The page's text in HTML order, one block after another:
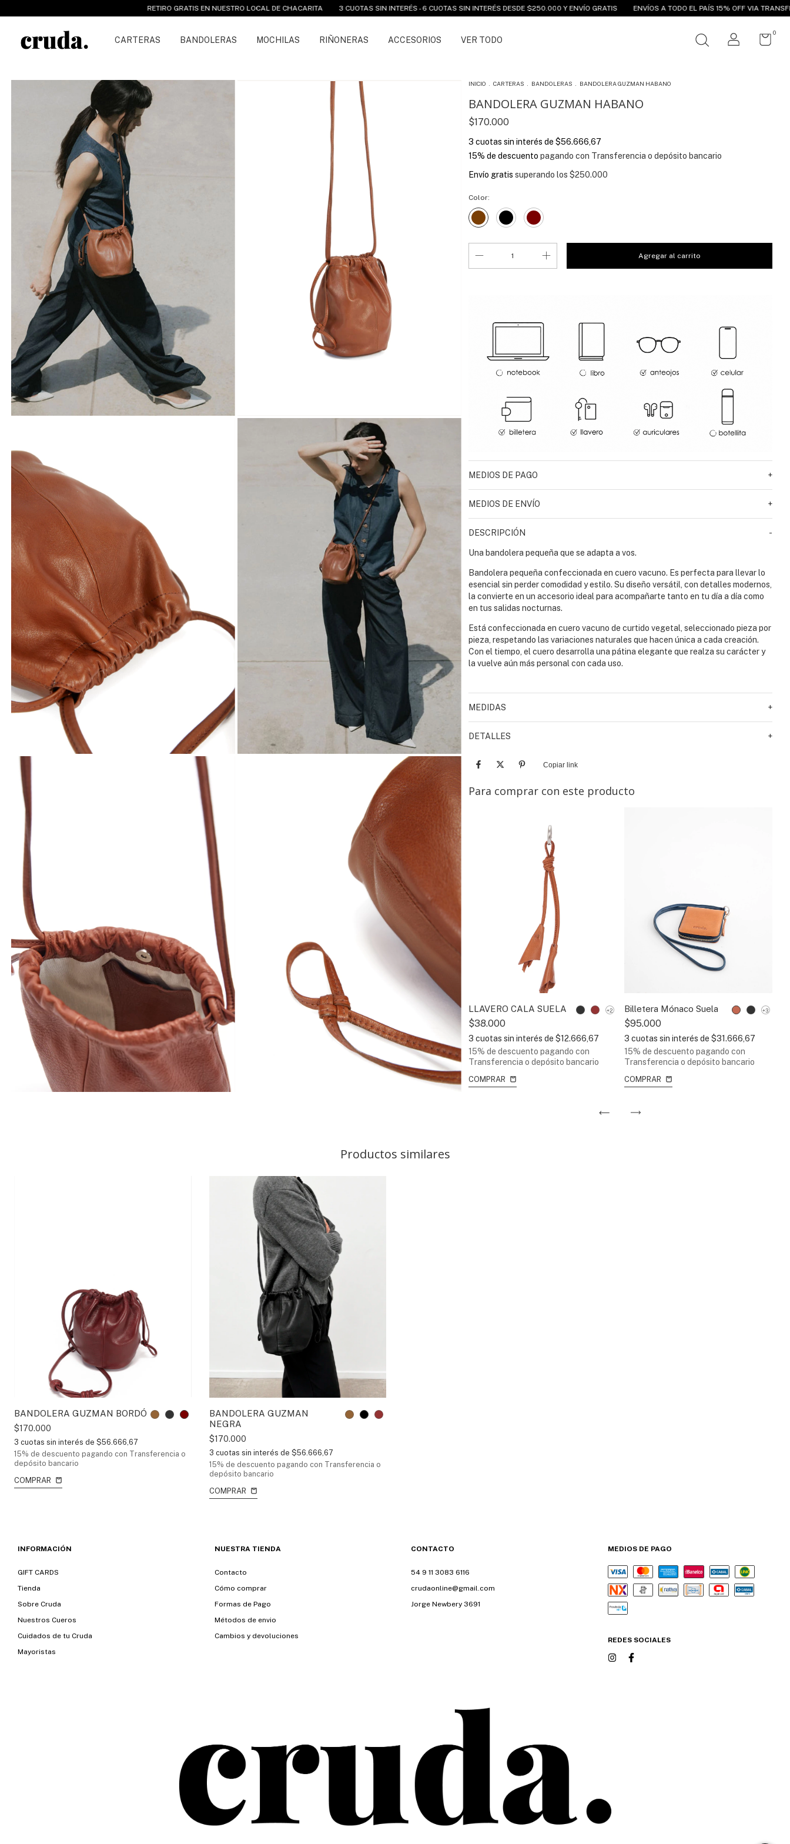
RETIRO GRATIS EN NUESTRO LOCAL DE CHACARITA 3 CUOTAS SIN INTERÉS - 6 CUOTAS SIN INTERÉS DESDE $250.000 Y ENVÍO GRATIS ENVÍOS A TODO EL PAÍS 15% OFF VIA TRANSFERENCIA
CARTERAS BANDOLERAS MOCHILAS RIÑONERAS ACCESORIOS VER TODO
0
INICIO CARTERAS BANDOLERAS BANDOLERA GUZMAN HABANO
BANDOLERA GUZMAN HABANO
$170.000
3 cuotas sin interés de $56.666,67
15% de descuento pagando con Transferencia o depósito bancario
Envío gratis superando los $250.000
Color:
MEDIOS DE PAGO +
MEDIOS DE ENVÍO +
DESCRIPCIÓN -
Una bandolera pequeña que se adapta a vos.
Bandolera pequeña confeccionada en cuero vacuno. Es perfecta para llevar lo
esencial sin perder comodidad y estilo. Su diseño versátil, con detalles modernos,
la convierte en un accesorio ideal para acompañarte tanto en tu día a día como
en tus salidas nocturnas.
Está confeccionada en cuero vacuno de curtido vegetal, seleccionado pieza por
pieza, respetando las variaciones naturales que hacen única a cada creación.
Con el tiempo, el cuero desarrolla una pátina elegante que realza su carácter y
la vuelve aún más personal con cada uso.
MEDIDAS +
DETALLES +
Copiar link
Para comprar con este producto
LLAVERO LEMOS
SUELA
$42.000
3cuotas sin interés de
15% de descuento
Transferencia o depósito bancario
COMPRAR
CINTURÓN SEGUI SUELA
$65.000
cuotas sin interés de$21.666,67
15% de descuento
pagando con
Transferencia o depósito bancario
LLAVERO CALA SUELA +2
$38.000
3 cuotas sin interés de $12.666,67
15% de descuento pagando con
Transferencia o depósito bancario
COMPRAR
Billetera Mónaco Suela +3
$95.000
3 cuotas sin interés de $31.666,67
15% de descuento pagando con
Transferencia o depósito bancario
COMPRAR
Productos similares
BANDOLERA GUZMAN BORDÓ
$170.000
3 cuotas sin interés de $56.666,67
15% de descuento pagando con Transferencia o
depósito bancario
COMPRAR
BANDOLERA GUZMAN
NEGRA
$170.000
3 cuotas sin interés de $56.666,67
15% de descuento pagando con Transferencia o
depósito bancario
COMPRAR
INFORMACIÓN
GIFT CARDS
Tienda
Sobre Cruda
Nuestros Cueros
Cuidados de tu Cruda
Mayoristas
NUESTRA TIENDA
Contacto
Cómo comprar
Formas de Pago
Métodos de envio
Cambios y devoluciones
CONTACTO
54 9 11 3083 6116
crudaonline@gmail.com
Jorge Newbery 3691
MEDIOS DE PAGO
REDES SOCIALES